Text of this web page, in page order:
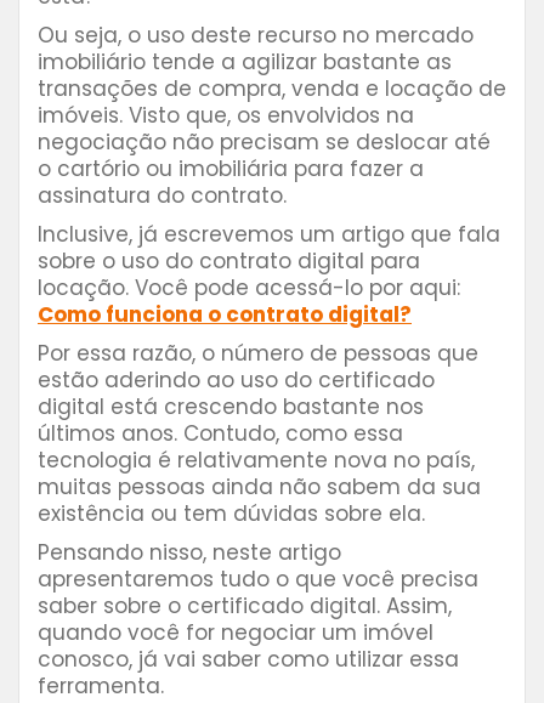
Ou seja, o uso deste recurso no mercado
imobiliário tende a agilizar bastante as
transações de compra, venda e locação de
imóveis. Visto que, os envolvidos na
negociação não precisam se deslocar até
o cartório ou imobiliária para fazer a
assinatura do contrato.
Inclusive, já escrevemos um artigo que fala
sobre o uso do contrato digital para
locação. Você pode acessá-lo por aqui:
Como funciona o contrato digital?
Por essa razão, o número de pessoas que
estão aderindo ao uso do certificado
digital está crescendo bastante nos
últimos anos. Contudo, como essa
tecnologia é relativamente nova no país,
muitas pessoas ainda não sabem da sua
existência ou tem dúvidas sobre ela.
Pensando nisso, neste artigo
apresentaremos tudo o que você precisa
saber sobre o certificado digital. Assim,
quando você for negociar um imóvel
conosco, já vai saber como utilizar essa
ferramenta.